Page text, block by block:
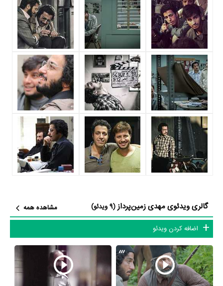
مهدی زمین‌پرداز در این سال، بازیگری درسریال گیله وابه کارگردانیاردلان
عاشوریوفیلم لاتاریبه کارگردانیمحمدحسین مهدویان
محسوب می‌شود.
شاید یکی از مهم‌ترین بخش‌های بیوگرافی مهدی زمین‌پرداز بازی درفیلم
لاتاریبوده است. مهدی زمین‌پرداز سال 1396 فیلم لاتارینقش مهمی
بازی کرده است که توانست با مهارت خود، آن نقش و همچنین خودش را
میان مخاطبان سینما مطرح کند. او در این فیلم با
محمدحسین مهدویان
همکاری داشته است. مهدی زمین‌پرداز توانست با بازی درفیلم لاتاری
تجربه بازیگری موفقی برای خود رقم بزند و همکاری در کنار بازیگرانی نظیر
زیبا کرمعلی، ساعد سهیلی جواد عزتیوهادی حجازی‌فربر تجارب او افزود.
مهدی زمین‌پرداز علاوه‌بر
فیلم لاتاری، سال 1394 در
سریال ایستاده در غبار
نیز بازی کرده است. مهدی زمین‌پرداز این‌بار بامحمدحسین مهدویانیعنی
فداکار
عماد محمدی داریوش حقدوست
همکاری داشت.
با اینکه مهدی زمین‌پرداز را بیشتر بعنوان بازیگر می‌شناسیم، اما در حرفه‌های
دیگر نیز فعال بوده است. مهدی زمین‌پرداز علاوه‌بر بازیگر به‌عنوان انتخاب
بازیگر نیز در سینما و تلویزیون فعالیت داشته است. مهم‌ترین اثر مهدی
زمین‌پرداز در حرفه‌ی انتخاب بازیگر، فیلم ایستاده در‌ غباراست.
گالری ویدئوی مهدی زمین‌پرداز(9 ویدئو)
مشاهده همه
اضافه کردن ویدئو